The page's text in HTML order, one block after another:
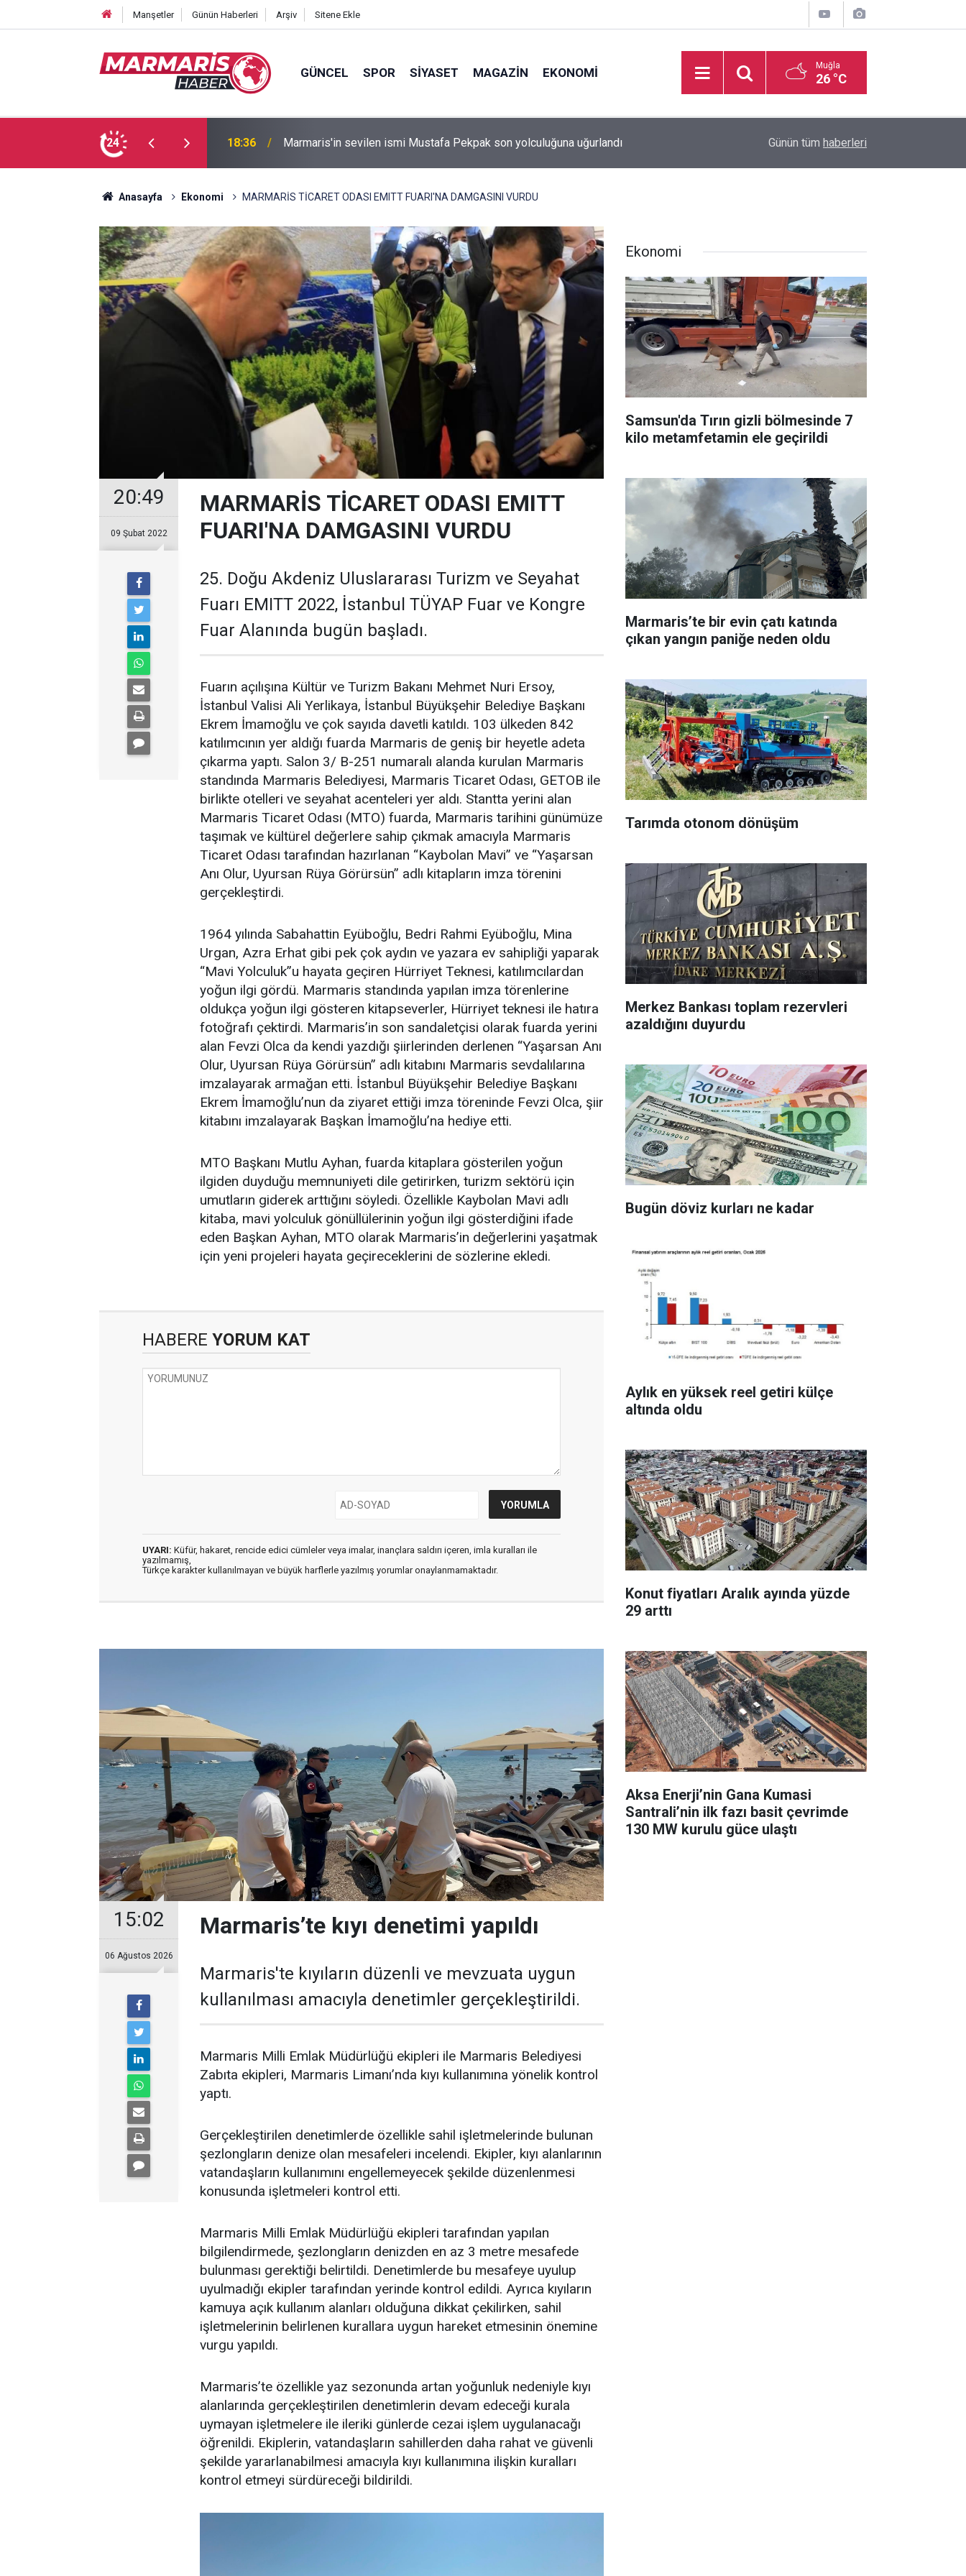
Manşetler Günün Haberleri Arşiv Sitene Ekle
GÜNCEL SPOR SIYASET MAGAZIN EKONOMI Muğla
26 °C
24
son yolculuğuna uğurlandı 16:35
Bakan Fidan: "Körfez'de devam eden savaş dikkatimizi Filistin meselesinden
ayırmadı"
Basketbol Süper Ligi’nde yeni sezonun fikstür
Günün tüm haberleri
Anasayfa Ekonomi MARMARİS TİCARET ODASI EMITT FUARI'NA DAMGASINI VURDU
20:49
09 Şubat 2022
MARMARİS TİCARET ODASI EMITT
FUARI'NA DAMGASINI VURDU
25. Doğu Akdeniz Uluslararası Turizm ve Seyahat
Fuarı EMITT 2022, İstanbul TÜYAP Fuar ve Kongre
Fuar Alanında bugün başladı.
Fuarın açılışına Kültür ve Turizm Bakanı Mehmet Nuri Ersoy,
İstanbul Valisi Ali Yerlikaya, İstanbul Büyükşehir Belediye Başkanı
Ekrem İmamoğlu ve çok sayıda davetli katıldı. 103 ülkeden 842
katılımcının yer aldığı fuarda Marmaris de geniş bir heyetle adeta
çıkarma yaptı. Salon 3/ B-251 numaralı alanda kurulan Marmaris
standında Marmaris Belediyesi, Marmaris Ticaret Odası, GETOB ile
birlikte otelleri ve seyahat acenteleri yer aldı. Stantta yerini alan
Marmaris Ticaret Odası (MTO) fuarda, Marmaris tarihini günümüze
taşımak ve kültürel değerlere sahip çıkmak amacıyla Marmaris
Ticaret Odası tarafından hazırlanan “Kaybolan Mavi” ve “Yaşarsan
Anı Olur, Uyursan Rüya Görürsün” adlı kitapların imza törenini
gerçekleştirdi.
1964 yılında Sabahattin Eyüboğlu, Bedri Rahmi Eyüboğlu, Mina
Urgan, Azra Erhat gibi pek çok aydın ve yazara ev sahipliği yaparak
“Mavi Yolculuk”u hayata geçiren Hürriyet Teknesi, katılımcılardan
yoğun ilgi gördü. Marmaris standında yapılan imza törenlerine
oldukça yoğun ilgi gösteren kitapseverler, Hürriyet teknesi ile hatıra
fotoğrafı çektirdi. Marmaris’in son sandaletçisi olarak fuarda yerini
alan Fevzi Olca da kendi yazdığı şiirlerinden derlenen “Yaşarsan Anı
Olur, Uyursan Rüya Görürsün” adlı kitabını Marmaris sevdalılarına
imzalayarak armağan etti. İstanbul Büyükşehir Belediye Başkanı
Ekrem İmamoğlu’nun da ziyaret ettiği imza töreninde Fevzi Olca, şiir
kitabını imzalayarak Başkan İmamoğlu’na hediye etti.
MTO Başkanı Mutlu Ayhan, fuarda kitaplara gösterilen yoğun
ilgiden duyduğu memnuniyeti dile getirirken, turizm sektörü için
umutların giderek arttığını söyledi. Özellikle Kaybolan Mavi adlı
kitaba, mavi yolculuk gönüllülerinin yoğun ilgi gösterdiğini ifade
eden Başkan Ayhan, MTO olarak Marmaris’in değerlerini yaşatmak
için yeni projeleri hayata geçireceklerini de sözlerine ekledi.
HABERE YORUM KAT
UYARI: Küfür, hakaret, rencide edici cümleler veya imalar, inançlara saldırı içeren, imla kuralları ile
yazılmamış,
Türkçe karakter kullanılmayan ve büyük harflerle yazılmış yorumlar onaylanmamaktadır.
15:02
06 Ağustos 2026
Marmaris’te kıyı denetimi yapıldı
Marmaris'te kıyıların düzenli ve mevzuata uygun
kullanılması amacıyla denetimler gerçekleştirildi.
Marmaris Milli Emlak Müdürlüğü ekipleri ile Marmaris Belediyesi
Zabıta ekipleri, Marmaris Limanı’nda kıyı kullanımına yönelik kontrol
yaptı.
Gerçekleştirilen denetimlerde özellikle sahil işletmelerinde bulunan
şezlongların denize olan mesafeleri incelendi. Ekipler, kıyı alanlarının
vatandaşların kullanımını engellemeyecek şekilde düzenlenmesi
konusunda işletmeleri kontrol etti.
Marmaris Milli Emlak Müdürlüğü ekipleri tarafından yapılan
bilgilendirmede, şezlongların denizden en az 3 metre mesafede
bulunması gerektiği belirtildi. Denetimlerde bu mesafeye uyulup
uyulmadığı ekipler tarafından yerinde kontrol edildi. Ayrıca kıyıların
kamuya açık kullanım alanları olduğuna dikkat çekilirken, sahil
işletmelerinin belirlenen kurallara uygun hareket etmesinin önemine
vurgu yapıldı.
Marmaris’te özellikle yaz sezonunda artan yoğunluk nedeniyle kıyı
alanlarında gerçekleştirilen denetimlerin devam edeceği kurala
uymayan işletmelere ile ileriki günlerde cezai işlem uygulanacağı
öğrenildi. Ekiplerin, vatandaşların sahillerden daha rahat ve güvenli
şekilde yararlanabilmesi amacıyla kıyı kullanımına ilişkin kuralları
kontrol etmeyi sürdüreceği bildirildi.
Ekonomi
Samsun'da Tırın gizli bölmesinde 7
kilo metamfetamin ele geçirildi
Marmaris’te bir evin çatı katında
çıkan yangın paniğe neden oldu
Tarımda otonom dönüşüm
Merkez Bankası toplam rezervleri
azaldığını duyurdu
Bugün döviz kurları ne kadar
Aylık en yüksek reel getiri külçe
altında oldu
Konut fiyatları Aralık ayında yüzde
29 arttı
Aksa Enerji’nin Gana Kumasi
Santrali’nin ilk fazı basit çevrimde
130 MW kurulu güce ulaştı